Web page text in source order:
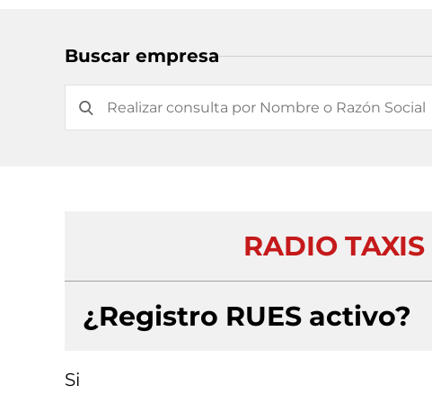
Buscar empresa
RADIO
¿Registro RUES activo?
Si